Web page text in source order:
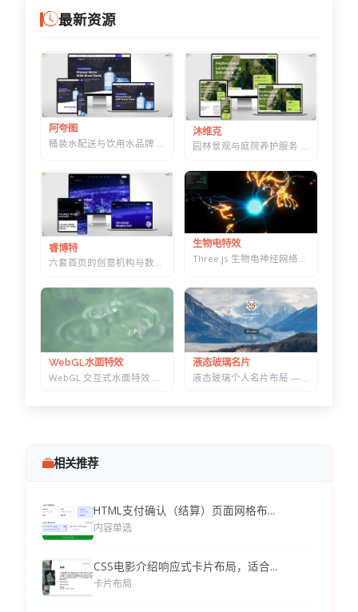
最新资源
阿夸图
沐维克
园林景观与庭院养护服务 HTML 建站模板 | 绿化施工/草坪打理/苗木公司通用
睿博特
六套首页的创意机构与数字营销 HTML 建站模板 | 含商城模块可售数字产品
生物电特效
WebGL水面特效
液态玻璃名片
相关推荐
HTML支付确认（结算）页面网格布...
内容单选
CSS电影介绍响应式卡片布局，适合...
卡片布局